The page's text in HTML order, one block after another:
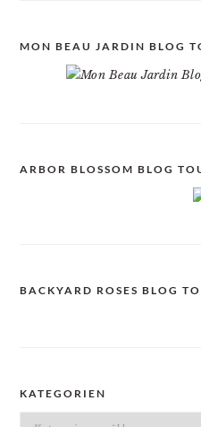
MON BEAU JARDIN BLOG
ARBOR BLOSSOM BLOG
BACKYARD ROSES BLOG
KATEGORIEN
Kategorien